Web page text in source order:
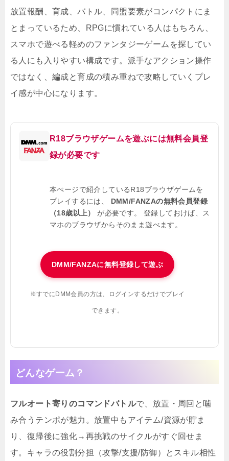
放置報酬、育成、バトル、同盟要素がコンパクトにま
とまっているため、RPGに慣れている人はもちろん、
スマホで遊べる軽めのファンタジーゲームを探してい
る人にも入りやすい構成です。派手なアクション操作
ではなく、編成と育成の積み重ねで攻略していくプレ
イ感が中心になります。
R18ブラウザゲームを遊ぶには無料会員登
録が必要です
本ぺージで紹介しているR18ブラウザゲームを
プレイするには、 DMM/FANZAの無料会員登録
（18歳以上）
が必要です。 登録しておけば、ス
マホのブラウザからそのまま遊べます。
DMM/FANZAに無料登録して遊ぶ
※すでにDMM会員の方は、ログインするだけでプレイ
できます。
どんなゲーム？
フルオート寄りのコマンドバトルで、放置・周回と噛
み合うテンポが魅力。放置中もアイテム/資源が貯ま
り、復帰後に強化→再挑戦のサイクルがすぐ回せま
す。キャラの役割分担（攻撃/支援/防御）とスキル相性